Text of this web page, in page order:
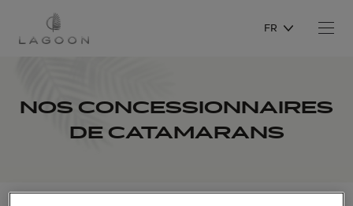
FR
NOS CONCESSIONNAIRES
DE CATAMARANS